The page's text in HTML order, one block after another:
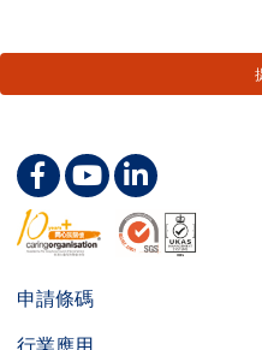
Footer
Site
申請條碼
GS1條碼